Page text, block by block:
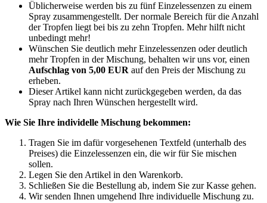
Üblicherweise werden bis zu fünf Einzelessenzen zu einem
Spray zusammengestellt. Der normale Bereich für die Anzahl
der Tropfen liegt bei bis zu zehn Tropfen. Mehr hilft nicht
unbedingt mehr!
Wünschen Sie deutlich mehr Einzelessenzen oder deutlich
mehr Tropfen in der Mischung, behalten wir uns vor, einen
Aufschlag von 5,00 EUR auf den Preis der Mischung zu
erheben.
Dieser Artikel kann nicht zurückgegeben werden, da das
Spray nach Ihren Wünschen hergestellt wird.
Wie Sie Ihre individelle Mischung bekommen:
Tragen Sie im dafür vorgesehenen Textfeld (unterhalb des
Preises) die Einzelessenzen ein, die wir für Sie mischen
sollen.
Legen Sie den Artikel in den Warenkorb.
Schließen Sie die Bestellung ab, indem Sie zur Kasse gehen.
Wir senden Ihnen umgehend Ihre individuelle Mischung zu.